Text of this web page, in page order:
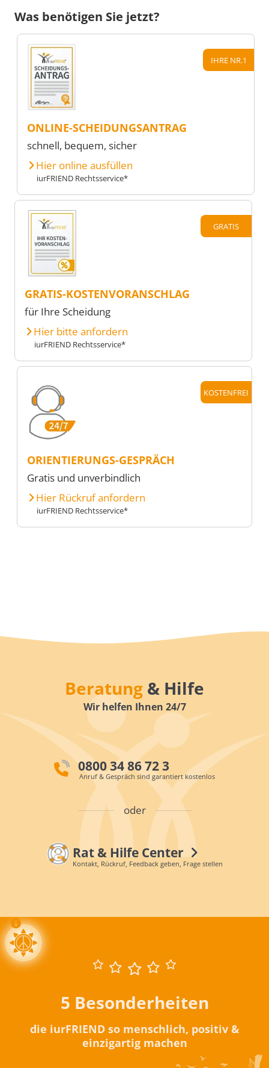
Was benötigen Sie jetzt?
IHRE NR.1
ONLINE-SCHEIDUNGSANTRAG
schnell, bequem, sicher
Hier online ausfüllen
iurFRIEND Rechtsservice*
GRATIS
GRATIS-KOSTENVORANSCHLAG
für Ihre Scheidung
Hier bitte anfordern
iurFRIEND Rechtsservice*
KOSTENFREI
ORIENTIERUNGS-GESPRÄCH
Gratis und unverbindlich
Hier Rückruf anfordern
iurFRIEND Rechtsservice*
Beratung & Hilfe
Wir helfen Ihnen 24/7
0800 34 86 72 3
Anruf & Gespräch sind garantiert kostenlos
oder
Rat & Hilfe Center
Kontakt, Rückruf, Feedback geben, Frage stellen
5 Besonderheiten
die iurFRIEND so menschlich, positiv &
einzigartig machen